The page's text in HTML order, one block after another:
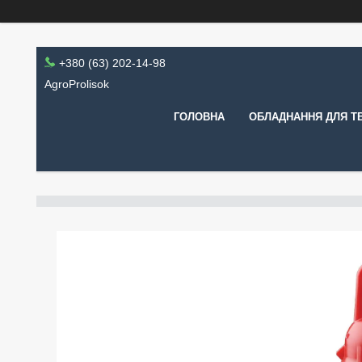
+380 (63) 202-14-98
AgroProlisok
ГОЛОВНА ОБЛАДНАННЯ ДЛЯ